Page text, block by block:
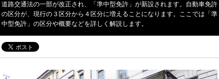
道路交通法の一部が改正され、「準中型免許」が新設されます。自動車免許
の区分が、現行の３区分から４区分に増えることになります。ここでは「準
中型免許」の区分や概要などを詳しく解説します。